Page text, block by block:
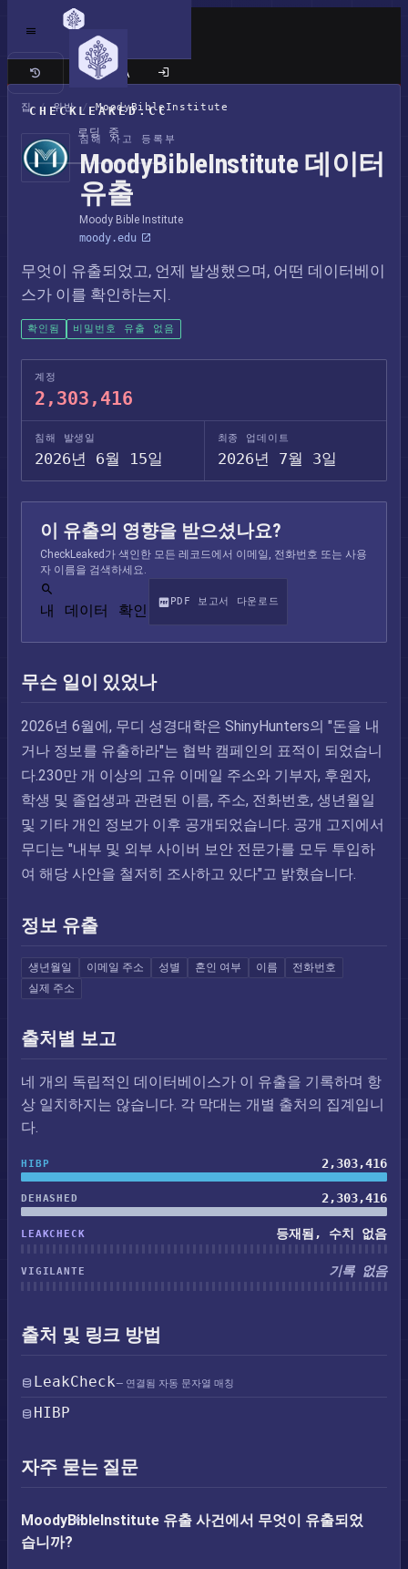
CHECKLEAKED.CC
로딩 중
클래식 사이트
집 / 위반 / MoodyBibleInstitute
침해 사고 등록부
MoodyBibleInstitute 데이터
유출
Moody Bible Institute
moody.edu
무엇이 유출되었고, 언제 발생했으며, 어떤 데이터베이
스가 이를 확인하는지.
확인됨 비밀번호 유출 없음
계정
2,303,416
침해 발생일
2026년 6월 15일
최종 업데이트
2026년 7월 3일
이 유출의 영향을 받으셨나요?
CheckLeaked가 색인한 모든 레코드에서 이메일, 전화번호 또는 사용
자 이름을 검색하세요.
내 데이터 확인
PDF 보고서 다운로드
무슨 일이 있었나
2026년 6월에, 무디 성경대학은 ShinyHunters의 "돈을 내
거나 정보를 유출하라"는 협박 캠페인의 표적이 되었습니
다.230만 개 이상의 고유 이메일 주소와 기부자, 후원자,
학생 및 졸업생과 관련된 이름, 주소, 전화번호, 생년월일
및 기타 개인 정보가 이후 공개되었습니다. 공개 고지에서
무디는 "내부 및 외부 사이버 보안 전문가를 모두 투입하
여 해당 사안을 철저히 조사하고 있다"고 밝혔습니다.
정보 유출
생년월일 이메일 주소 성별 혼인 여부 이름
전화번호
실제 주소
출처별 보고
네 개의 독립적인 데이터베이스가 이 유출을 기록하며 항
상 일치하지는 않습니다. 각 막대는 개별 출처의 집계입니
다.
HIBP 2,303,416
DEHASHED 2,303,416
LEAKCHECK 등재됨, 수치 없음
VIGILANTE 기록 없음
출처 및 링크 방법
LeakCheck— 연결됨 자동 문자열 매칭
HIBP
자주 묻는 질문
MoodyBibleInstitute 유출 사건에서 무엇이 유출되었
습니까?